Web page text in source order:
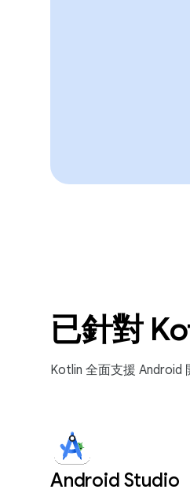
已針對
Kotlin 全面支援 Android
Android Studio